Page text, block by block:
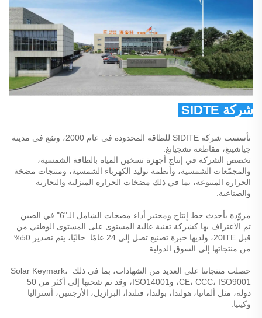
شركة SIDTE للطاقة المحدودة
جياشينغ، مقاطعة تشجيانغ.
والصناعية.
من منتجاتها إلى السوق الدولية.
حصلت منتجاتنا على العديد من الشهادات، بما في ذلك Solar Keymark،
وكينيا.